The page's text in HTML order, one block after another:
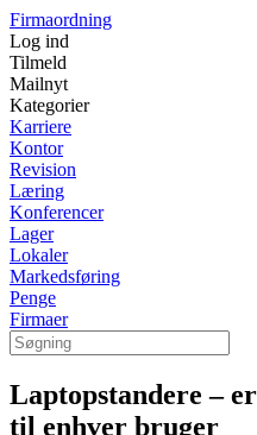
Firmaordning
Log ind
Tilmeld
Mailnyt
Kategorier
Karriere
Kontor
Revision
Læring
Konferencer
Lager
Lokaler
Markedsføring
Penge
Firmaer
Laptopstandere –
til enhver bruger